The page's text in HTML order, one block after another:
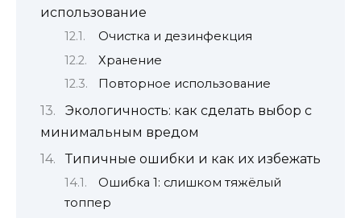
использование
Очистка и дезинфекция
Хранение
Повторное использование
Экологичность: как сделать выбор с
минимальным вредом
Типичные ошибки и как их избежать
Ошибка 1: слишком тяжёлый
топпер